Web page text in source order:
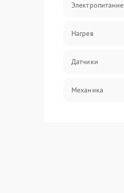
Электропитание
Нагрев
Датчики
Механика